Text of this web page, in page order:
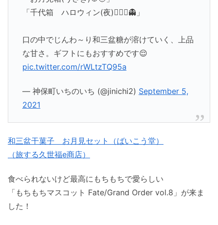
「千代箱 ハロウィン(夜)🧙‍♀️✨👻」
口の中でじんわ～り和三盆糖が溶けていく、上品
な甘さ。ギフトにもおすすめです😌
pic.twitter.com/rWLtzTQ95a
— 神保町いちのいち (@jinichi2) September 5,
2021
和三盆干菓子 お月見セット（ばいこう堂）
（旅する久世福e商店）
食べられないけど最高にもちもちで愛らしい
「もちもちマスコット Fate/Grand Order vol.8」が来ま
した！